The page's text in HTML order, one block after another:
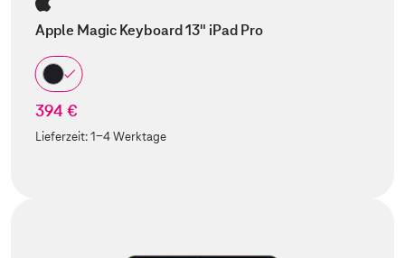
Apple Magic Keyboard 13" iPad Pro
394 €
Lieferzeit:1-4 Werktage